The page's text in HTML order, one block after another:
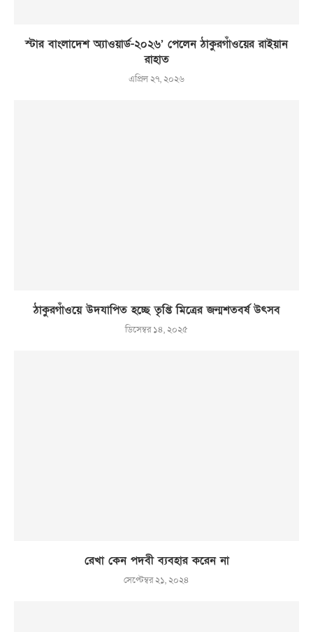
স্টার বাংলাদেশ অ্যাওয়ার্ড-২০২৬’ পেলেন ঠাকুরগাঁওয়ের রাইয়ান
রাহাত
এপ্রিল ২৭, ২০২৬
ঠাকুরগাঁওয়ে উদযাপিত হচ্ছে তৃপ্তি মিত্রের জন্মশতবর্ষ উৎসব
ডিসেম্বর ১৪, ২০২৫
রেখা কেন পদবী ব্যবহার করেন না
সেপ্টেম্বর ২১, ২০২৪